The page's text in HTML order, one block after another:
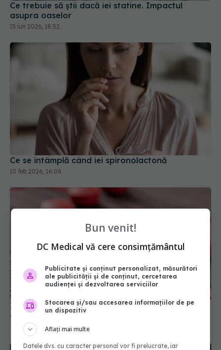
15 iun 2026, 18:52
Ce se întâmplă când iei spironolactonă
10 feb 2026, 16:08
Impactul digoxinei asupra mortalității în boala
cardiacă reumatică
11 mai 2026, 13:46
Bun venit!
DC Medical vă cere consimțământul
Publicitate și conținut personalizat, măsurători
ale publicității și de conținut, cercetarea
audienței și dezvoltarea serviciilor
Stocarea și/sau accesarea informațiilor de pe
un dispozitiv
Aflați mai multe
Datele dvs. cu caracter personal vor fi prelucrate, iar